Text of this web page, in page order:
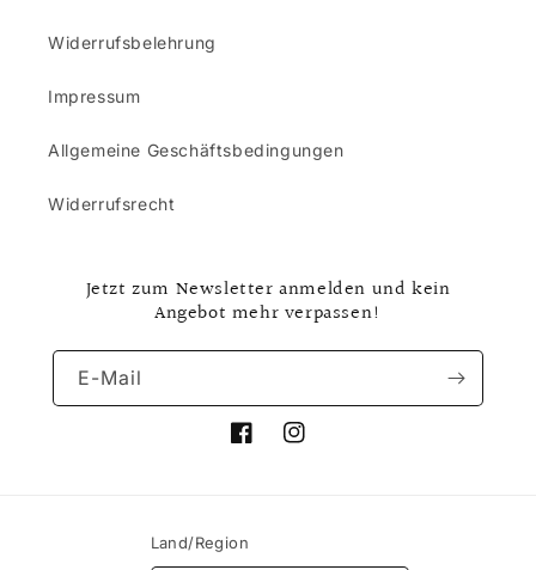
Widerrufsbelehrung
Impressum
Allgemeine Geschäftsbedingungen
Widerrufsrecht
Jetzt zum Newsletter anmelden und kein
Angebot mehr verpassen!
E-Mail
FacebookInstagram
Land/Region